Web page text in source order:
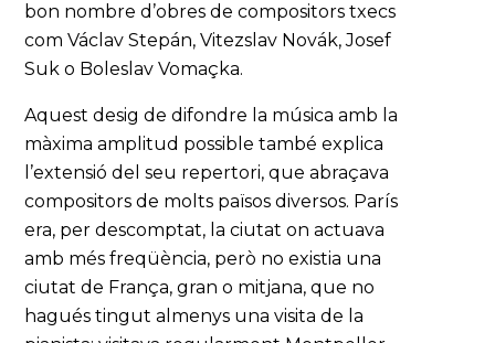
bon nombre d’obres de compositors txecs
com Václav Stepán, Vitezslav Novák, Josef
Suk o Boleslav Vomaçka.
Aquest desig de difondre la música amb la
màxima amplitud possible també explica
l’extensió del seu repertori, que abraçava
compositors de molts països diversos. París
era, per descomptat, la ciutat on actuava
amb més freqüència, però no existia una
ciutat de França, gran o mitjana, que no
hagués tingut almenys una visita de la